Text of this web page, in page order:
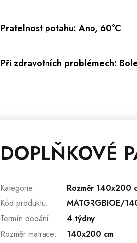
Pratelnost potahu: Ano, 60°C
Při zdravotních problémech:
DOPLŇKOVÉ
Kategorie:
Rozměr 140x200
Kód produktu:
MATGRGBIOE/
Termín dodání:
4 týdny
Rozměr matrace: 140x200 cm